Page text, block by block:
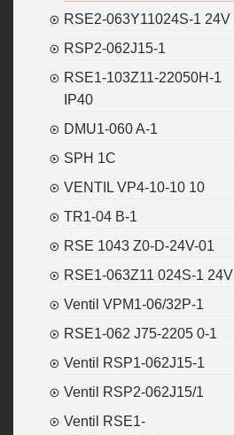
RSE2-063Y11024S-1 24V
RSP2-062J15-1
RSE1-103Z11-22050H-1
IP40
DMU1-060 A-1
SPH 1C
VENTIL VP4-10-10 10
TR1-04 B-1
RSE 1043 Z0-D-24V-01
RSE1-063Z11 024S-1 24V
Ventil VPM1-06/32P-1
RSE1-062 J75-2205 0-1
Ventil RSP1-062J15-1
Ventil RSP2-062J15/1
Ventil RSE1-